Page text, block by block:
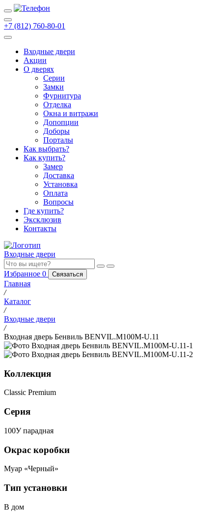
+7 (812) 760-80-01
Входные двери
Акции
О дверях
Cерии
Замки
Фурнитура
Отделка
Окна и витражи
Допопции
Доборы
Порталы
Как выбрать?
Как купить?
Замер
Доставка
Установка
Оплата
Вопросы
Где купить?
Эксклюзив
Контакты
Входные двери
Избранное 0 Связаться
Главная
/
Каталог
/
Входные двери
/
Входная дверь Бенвиль BENVIL.M100M-U.11
Коллекция
Classic Premium
Серия
100У парадная
Окрас коробки
Муар «Черный»
Тип установки
В дом